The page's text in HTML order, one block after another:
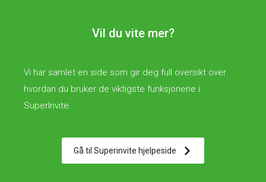
Vil du vite mer?
Vi har samlet en side som gir deg full oversikt over
hvordan du bruker de viktigste funksjonene i
SuperInvite.
Gå til Superinvite hjelpeside